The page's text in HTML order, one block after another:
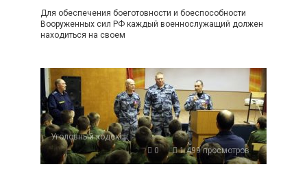
Для обеспечения боеготовности и боеспособности
Вооруженных сил РФ каждый военнослужащий должен
находиться на своем
Уголовный кодекс
0
1 499 просмотров